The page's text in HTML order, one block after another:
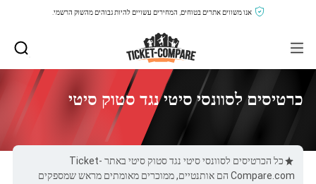
אנו משווים אתרים בטוחים, המחירים עשויים להיות גבוהים מהשוק הרשמי.
כרטיסים לסוונסי סיטי נגד סטוק סיטי
כל הכרטיסים לסוונסי סיטי נגד סטוק סיטי באתר Ticket-
Compare.com הם אותנטיים, ממוכרים מאומתים מראש שמספקים